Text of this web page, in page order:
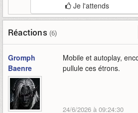
Je l'attends
Réactions (6)
Gromph
Baenre
Mobile et autoplay,
pullule ces étrons.
24/6/2026 à 09:24:30